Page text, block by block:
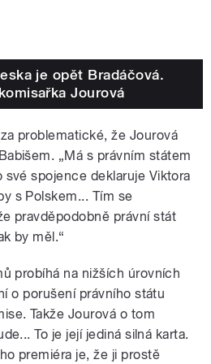
je opět Bradáčová.
Jourová
problematické, že Jourová
„Má s právním státem
své spojence deklaruje Viktora
s Polskem... Tím se
pravděpodobně právní stát
by měl.“
probíhá na nižších úrovních
o porušení právního státu
Takže Jourová o tom
To je její jediná silná karta.
premiéra je, že ji prostě